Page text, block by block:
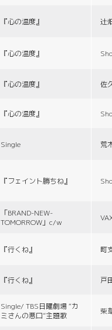
『心の温度』 辻
『心の温度』
『心の温度』 佐
『心の温度』
Single 荒
『フェイント勝ちね』
「BRAND-NEW-
TOMORROW」c/w
『行くね』 町
『行くね』 戸
Single/ TBS日曜劇場 “カ
ミさんの悪口”主題歌
柴